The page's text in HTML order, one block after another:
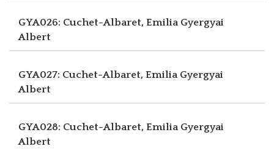
GYA026: Cuchet-Albaret, Emilia Gyergyai
Albert
GYA027: Cuchet-Albaret, Emilia Gyergyai
Albert
GYA028: Cuchet-Albaret, Emilia Gyergyai
Albert